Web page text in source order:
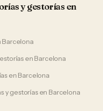
y gestorías en
Barcelona
en Barcelona
en Barcelona
y gestoríasen Barcelona